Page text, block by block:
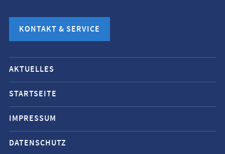
KONTAKT & SERVICE
Mobile-
Service-
Navigation
und
Social
Media
AKTUELLES
STARTSEITE
IMPRESSUM
DATENSCHUTZ